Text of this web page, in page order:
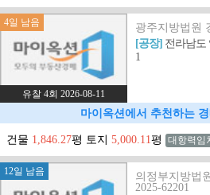
4일 남음
유찰 4회 2026-08-11
광주지방법원
[공장] 전라남도
1
마이옥션에서 추천하는
건물 1,846.27평 토지 5,000.11평 대항력임
12일 남음
의정부지방법
2025-62201